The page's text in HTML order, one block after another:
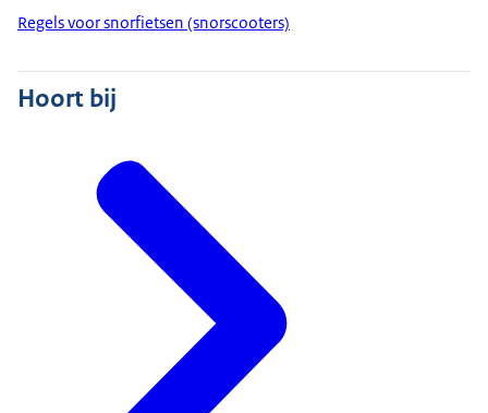
Regels voor snorfietsen (snorscooters)
Hoort bij